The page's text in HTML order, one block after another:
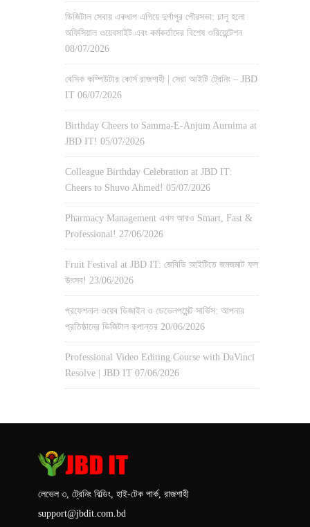
ডিজিটাল সেবায় একধাপ এগিয়ে দুর্গাপুর পৌরসভা: চালু হলো
অফিসিয়াল ওয়েবসাইট এবং কর্মকর্তাদের বিশেষ ওরিয়েন্টেশন
08/07/2026
বেসিক কম্পিউটার কোর্স রাজশাহী | সেরা আইটি ট্রেনিং – JBD
IT 06/07/2026
Birthday Cheers to Samma-E-Anjum Aurnima at
JBD IT! 05/07/2026
Colleague Birthday Celebration at JBD IT:
Cheers to Shuvo Ahmed! 05/07/2026
Pharmacy Management এখন আরও Smart, Fast &
Professional! 27/06/2026
Fruit Festival at JBD IT: জেবিডি আইটিতে জমজমাট ফল
উৎসব! 23/06/2026
প্রফেশনাল ওয়েব ডিজাইন ও ডেভেলপমেন্ট সার্ভিস: আপনার
প্রতিষ্ঠানের ডিজিটাল রূপান্তর 20/06/2026
Professional Video Editing Course with DaVinci
Resolve | JBD IT 07/06/2026
লেভেল ৩, ট্রেনিং বিল্ডিং, হাই-টেক পার্ক, রাজশাহী
support@jbdit.com.bd